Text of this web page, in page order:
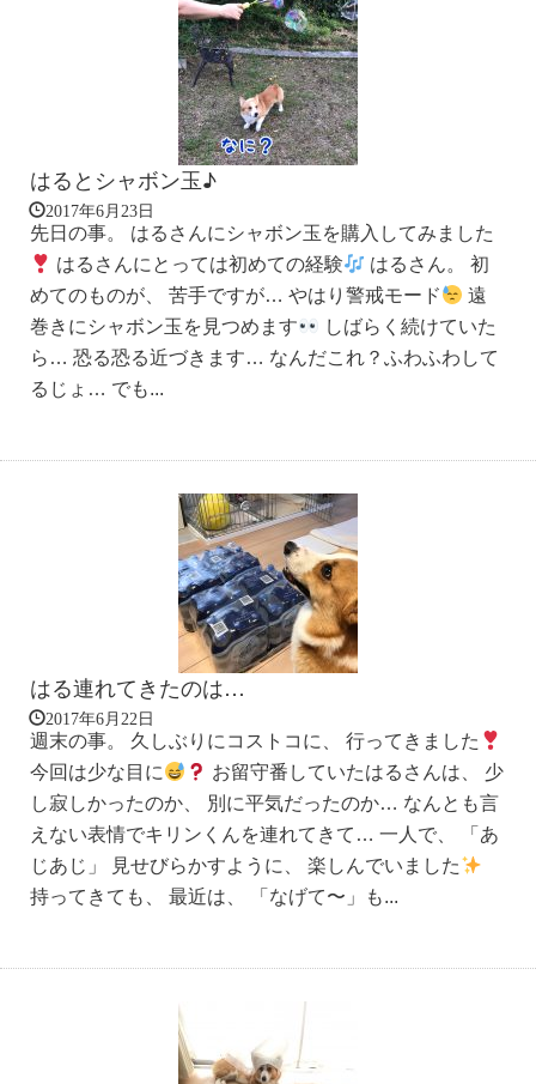
はるとシャボン玉♪
2017年6月23日
先日の事。 はるさんにシャボン玉を購入してみました
はるさんにとっては初めての経験
はるさん。 初
めてのものが、 苦手ですが… やはり警戒モード
遠
巻きにシャボン玉を見つめます
しばらく続けていた
ら… 恐る恐る近づきます… なんだこれ？ふわふわして
るじょ… でも...
はる連れてきたのは…
2017年6月22日
週末の事。 久しぶりにコストコに、 行ってきました
今回は少な目に
お留守番していたはるさんは、 少
し寂しかったのか、 別に平気だったのか… なんとも言
えない表情でキリンくんを連れてきて… 一人で、 「あ
じあじ」 見せびらかすように、 楽しんでいました
持ってきても、 最近は、 「なげて〜」も...